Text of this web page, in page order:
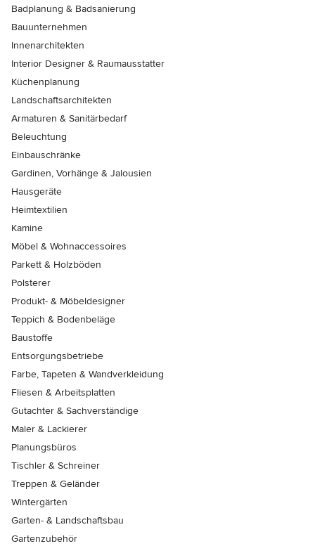
Badplanung & Badsanierung
Bauunternehmen
Innenarchitekten
Interior Designer & Raumausstatter
Küchenplanung
Landschaftsarchitekten
Armaturen & Sanitärbedarf
Beleuchtung
Einbauschränke
Gardinen, Vorhänge & Jalousien
Hausgeräte
Heimtextilien
Kamine
Möbel & Wohnaccessoires
Parkett & Holzböden
Polsterer
Produkt- & Möbeldesigner
Teppich & Bodenbeläge
Baustoffe
Entsorgungsbetriebe
Farbe, Tapeten & Wandverkleidung
Fliesen & Arbeitsplatten
Gutachter & Sachverständige
Maler & Lackierer
Planungsbüros
Tischler & Schreiner
Treppen & Geländer
Wintergärten
Garten- & Landschaftsbau
Gartenzubehör